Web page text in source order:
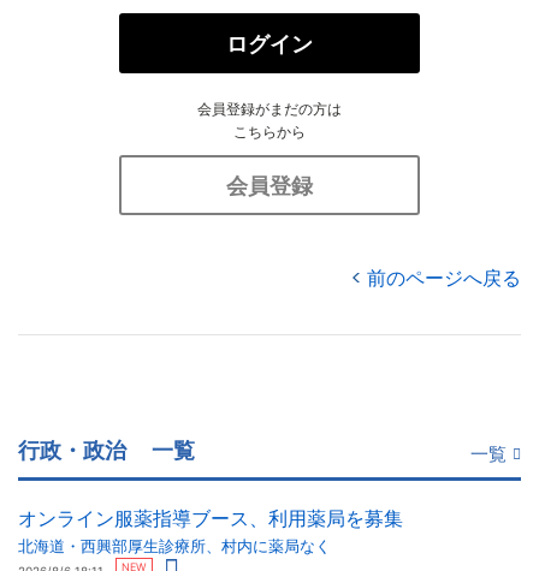
ログイン
会員登録がまだの方は
こちらから
会員登録
前のページへ戻る
行政・政治 一覧 一覧
オンライン服薬指導ブース、利用薬局を募集
北海道・西興部厚生診療所、村内に薬局なく
NEW